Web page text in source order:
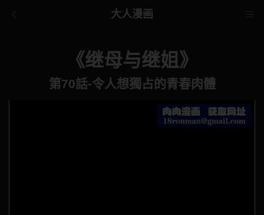
大人漫画
《继母与继姐》
第70話-令人想獨占的青春肉體